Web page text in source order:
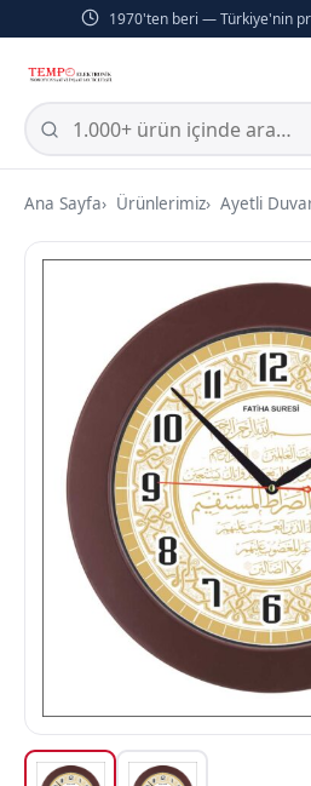
1970'ten beri — Türkiye'nin
Ana Sayfa Ürünlerimiz Ayetli